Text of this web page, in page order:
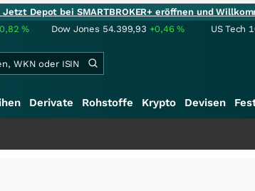
Depot bei SMARTBROKER+ eröffnen und
% Dow Jones 54.399,93 +0,46% US Tech
Derivate Rohstoffe Krypto Devisen